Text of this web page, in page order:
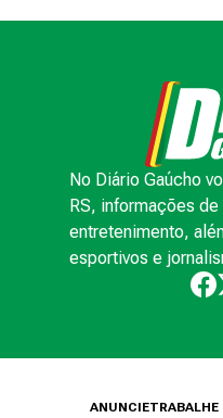
No Diário Gaúcho
RS, informações
entretenimento,
esportivos e
ANUNCIETRABALHE